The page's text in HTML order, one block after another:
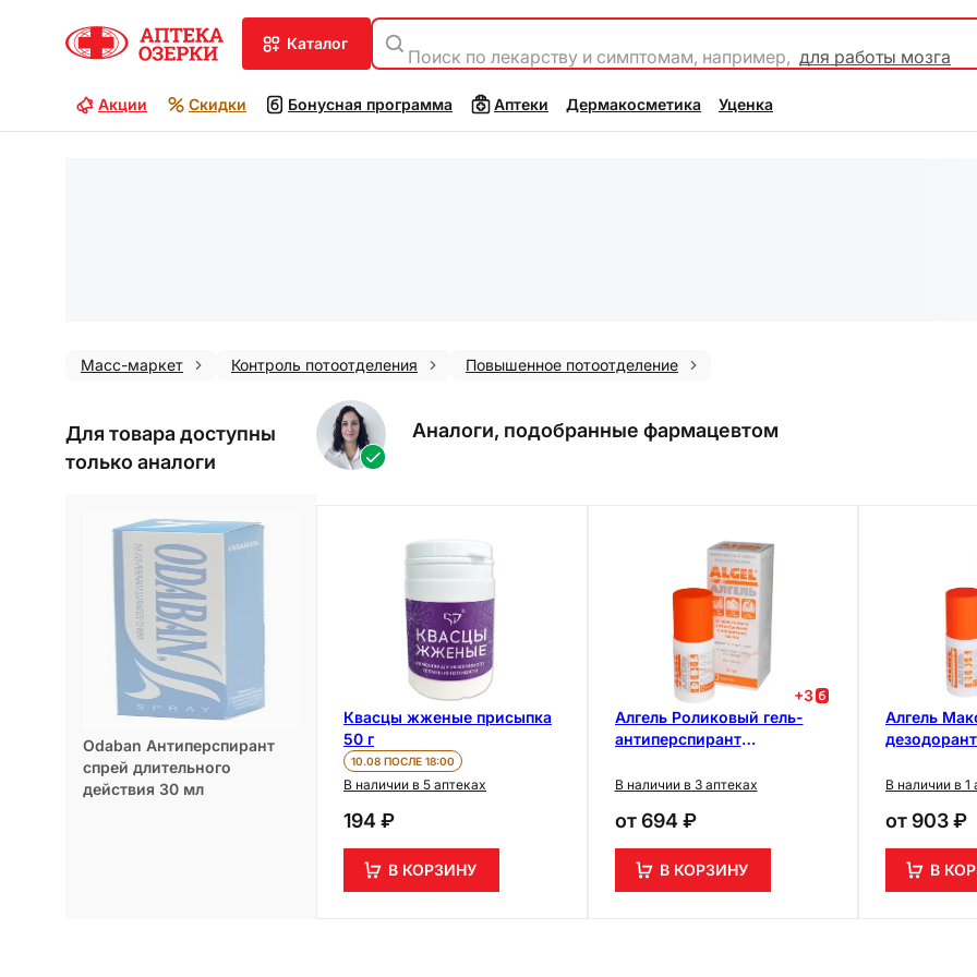
каталог
Поиск по лекарству и симптомам, например, для работы мозга
Акции Скидки Бонусная программа Аптеки Дермакосметика Уценка
Масс-маркет Контроль потоотделения Повышенное потоотделение
Для товара доступны
только аналоги
Odaban Антиперспирант
спрей длительного
действия 30 мл
Аналоги, подобранные фармацевтом
Квасцы жженые присыпка
50 г
10.08 ПОСЛЕ 18:00
В наличии в 5 аптеках
194 ₽
В КОРЗИНУ
+3
Алгель Роликовый гель-
антиперспирант
мл
В наличии в 3 аптеках
от694 ₽
В КОРЗИНУ
Алгель
роликовый
В наличии в 1
от903 ₽
В